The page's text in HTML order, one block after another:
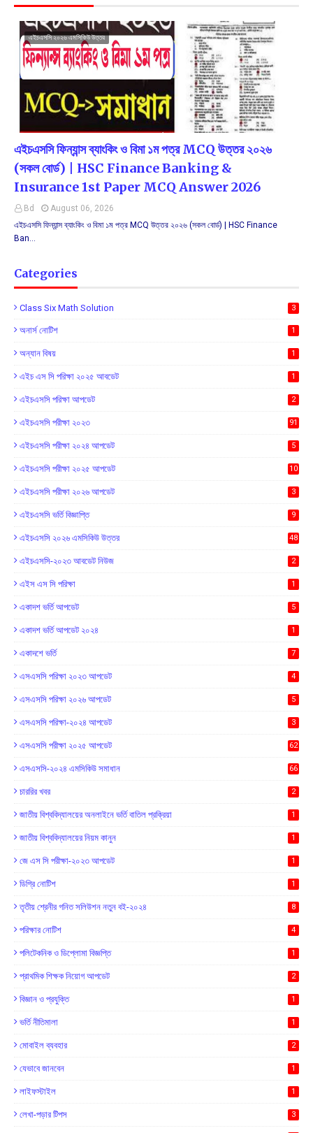
এইচএসসি ২০২৬ এমসিকিউ উত্তর
এইচএসসি ফিন্যান্স ব্যাংকিং ও বিমা ১ম পত্র MCQ উত্তর ২০২৬
(সকল বোর্ড) | HSC Finance Banking &
Insurance 1st Paper MCQ Answer 2026
Bd
August 06, 2026
এইচএসসি ফিন্যান্স ব্যাংকিং ও বিমা ১ম পত্র MCQ উত্তর ২০২৬ (সকল বোর্ড) | HSC Finance
Ban…
Categories
Class Six Math Solution 3
অনার্স নোটিশ 1
অন্যান বিষয় 1
এইচ এস সি পরিক্ষা ২০২৫ আবডেট 1
এইচএসসি পরিক্ষা আপডেট 2
এইচএসসি পরীক্ষা ২০২৩ 91
এইচএসসি পরীক্ষা ২০২৪ আপডেট 5
এইচএসসি পরীক্ষা ২০২৫ আপডেট 10
এইচএসসি পরীক্ষা ২০২৬ আপডেট 3
এইচএসসি ভর্তি বিজ্ঞাপ্তি 9
এইচএসসি ২০২৬ এমসিকিউ উত্তর 48
এইচএসসি-২০২৩ আবডেট নিউজ 2
এইস এস সি পরিক্ষা 1
একাদশ ভর্তি আপডেট 5
একাদশ ভর্তি আপডেট ২০২৪ 1
একাদশে ভর্তি 7
এসএসসি পরিক্ষা ২০২৩ আপডেট 4
এসএসসি পরিক্ষা ২০২৬ আপডেট 5
এসএসসি পরিক্ষা-২০২৪ আপডেট 3
এসএসসি পরীক্ষা ২০২৫ আপডেট 62
এসএসসি-২০২৪ এমসিকিউ সমাধান 66
চাররির খবর 2
জাতীয় বিশ্ববিদ্যালয়ের অনলাইনে ভর্তি বাতিল প্রক্রিয়া 1
জাতীয় বিশ্ববিদ্যালয়ের নিয়ম কানুন 1
জে এস সি পরীক্ষা-২০২৩ আপডেট 1
ডিগ্রি নোটিশ 1
তৃতীয় শ্রেনীর গনিত সলিউশন নতুন বই-২০২৪ 8
পরিক্ষার নোটিশ 4
পলিটেকনিক ও ডিপ্লোমা বিজ্ঞপ্তি 1
প্রাথমিক শিক্ষক নিয়োগ আপডেট 2
বিজ্ঞান ও প্রযুক্তি 1
ভর্তি নীতিমালা 1
মোবাইল ব্যবহার 2
যেভাবে জানবেন 1
লাইফস্টাইল 1
লেখা-পড়ার টিপস 3